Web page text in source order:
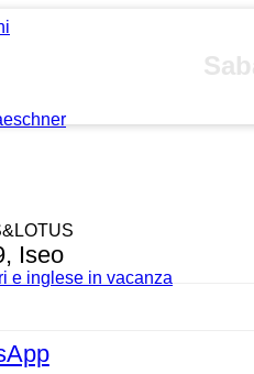
e inglese in vacanza
Iseo